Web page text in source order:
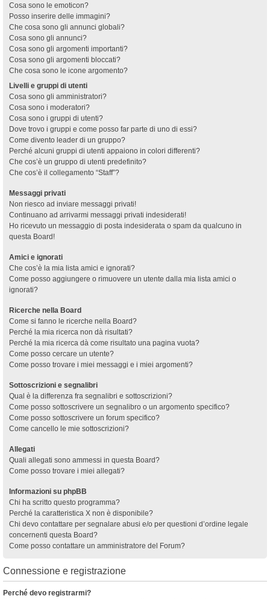
Cosa sono le emoticon?
Posso inserire delle immagini?
Che cosa sono gli annunci globali?
Cosa sono gli annunci?
Cosa sono gli argomenti importanti?
Cosa sono gli argomenti bloccati?
Che cosa sono le icone argomento?
Livelli e gruppi di utenti
Cosa sono gli amministratori?
Cosa sono i moderatori?
Cosa sono i gruppi di utenti?
Dove trovo i gruppi e come posso far parte di uno di essi?
Come divento leader di un gruppo?
Perché alcuni gruppi di utenti appaiono in colori differenti?
Che cos’è un gruppo di utenti predefinito?
Che cos’è il collegamento “Staff”?
Messaggi privati
Non riesco ad inviare messaggi privati!
Continuano ad arrivarmi messaggi privati indesiderati!
Ho ricevuto un messaggio di posta indesiderata o spam da qualcuno in
questa Board!
Amici e ignorati
Che cos’è la mia lista amici e ignorati?
Come posso aggiungere o rimuovere un utente dalla mia lista amici o
ignorati?
Ricerche nella Board
Come si fanno le ricerche nella Board?
Perché la mia ricerca non dà risultati?
Perché la mia ricerca dà come risultato una pagina vuota?
Come posso cercare un utente?
Come posso trovare i miei messaggi e i miei argomenti?
Sottoscrizioni e segnalibri
Qual è la differenza fra segnalibri e sottoscrizioni?
Come posso sottoscrivere un segnalibro o un argomento specifico?
Come posso sottoscrivere un forum specifico?
Come cancello le mie sottoscrizioni?
Allegati
Quali allegati sono ammessi in questa Board?
Come posso trovare i miei allegati?
Informazioni su phpBB
Chi ha scritto questo programma?
Perché la caratteristica X non è disponibile?
Chi devo contattare per segnalare abusi e/o per questioni d’ordine legale
concernenti questa Board?
Come posso contattare un amministratore del Forum?
Connessione e registrazione
Perché devo registrarmi?